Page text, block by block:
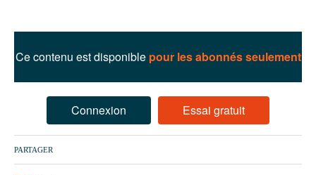
94
95
Ce contenu est disponible pour les abonnés seulement
Connexion Essai gratuit
PARTAGER